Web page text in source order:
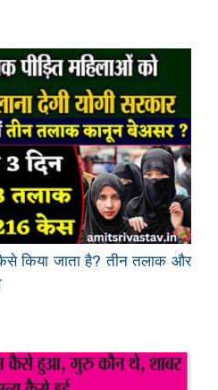
कैसे किया जाता है? तीन तलाक और